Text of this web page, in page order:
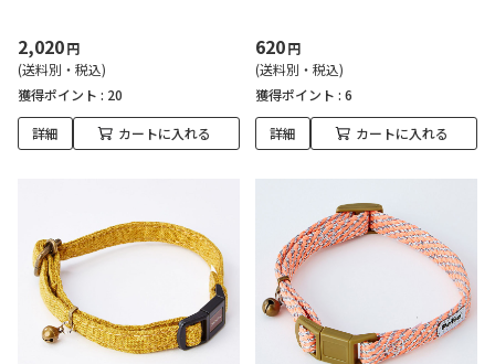
2,020円
(送料別・税込)
獲得ポイント : 20
詳細 カートに入れる
620円
(送料別・税込)
獲得ポイント : 6
詳細 カートに入れる